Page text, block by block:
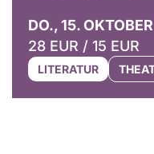
DO., 15.
28 EUR / 15 EUR
LITERATUR